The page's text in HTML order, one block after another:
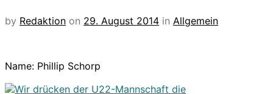
by Redaktion on 29. August 2014 in Allgemein
Name: Phillip Schorp